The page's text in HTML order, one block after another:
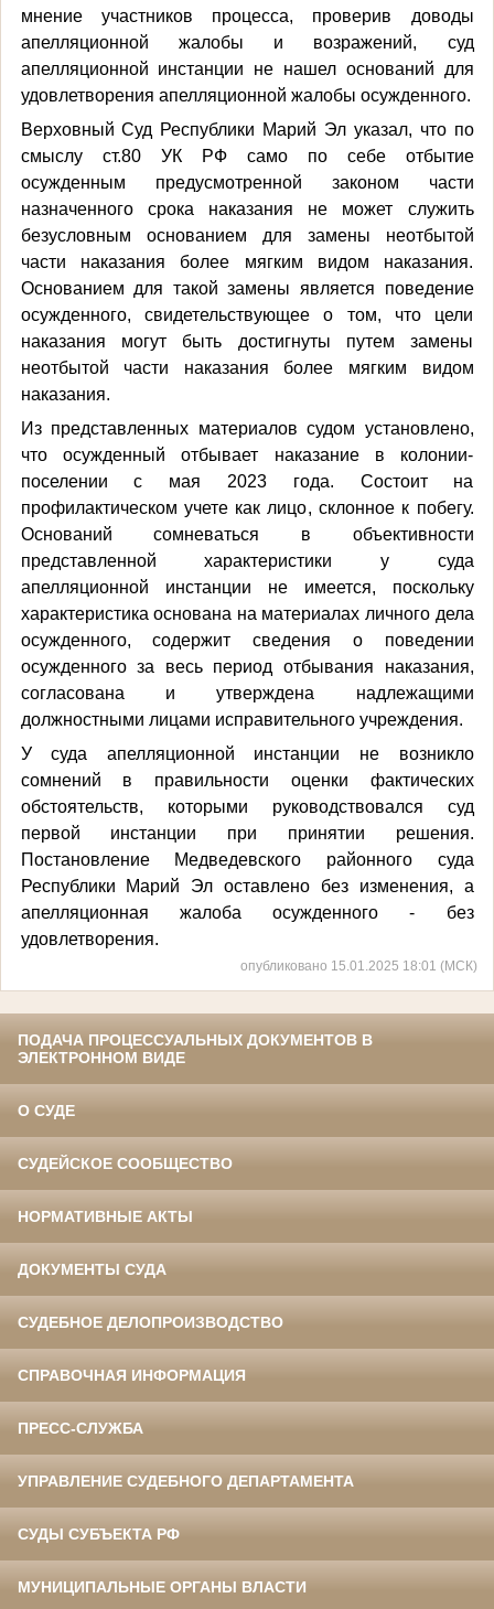
мнение участников процесса, проверив доводы
апелляционной жалобы и возражений, суд
апелляционной инстанции не нашел оснований для
удовлетворения апелляционной жалобы осужденного.
Верховный Суд Республики Марий Эл указал, что по
смыслу ст.80 УК РФ само по себе отбытие
осужденным предусмотренной законом части
назначенного срока наказания не может служить
безусловным основанием для замены неотбытой
части наказания более мягким видом наказания.
Основанием для такой замены является поведение
осужденного, свидетельствующее о том, что цели
наказания могут быть достигнуты путем замены
неотбытой части наказания более мягким видом
наказания.
Из представленных материалов судом установлено,
что осужденный отбывает наказание в колонии-
поселении с мая 2023 года. Состоит на
профилактическом учете как лицо, склонное к побегу.
Оснований сомневаться в объективности
представленной характеристики у суда
апелляционной инстанции не имеется, поскольку
характеристика основана на материалах личного дела
осужденного, содержит сведения о поведении
осужденного за весь период отбывания наказания,
согласована и утверждена надлежащими
должностными лицами исправительного учреждения.
У суда апелляционной инстанции не возникло
сомнений в правильности оценки фактических
обстоятельств, которыми руководствовался суд
первой инстанции при принятии решения.
Постановление Медведевского районного суда
Республики Марий Эл оставлено без изменения, а
апелляционная жалоба осужденного - без
удовлетворения.
опубликовано 15.01.2025 18:01 (МСК)
ПОДАЧА ПРОЦЕССУАЛЬНЫХ ДОКУМЕНТОВ В
ЭЛЕКТРОННОМ ВИДЕ
О СУДЕ
СУДЕЙСКОЕ СООБЩЕСТВО
НОРМАТИВНЫЕ АКТЫ
ДОКУМЕНТЫ СУДА
СУДЕБНОЕ ДЕЛОПРОИЗВОДСТВО
СПРАВОЧНАЯ ИНФОРМАЦИЯ
ПРЕСС-СЛУЖБА
УПРАВЛЕНИЕ СУДЕБНОГО ДЕПАРТАМЕНТА
СУДЫ СУБЪЕКТА РФ
МУНИЦИПАЛЬНЫЕ ОРГАНЫ ВЛАСТИ